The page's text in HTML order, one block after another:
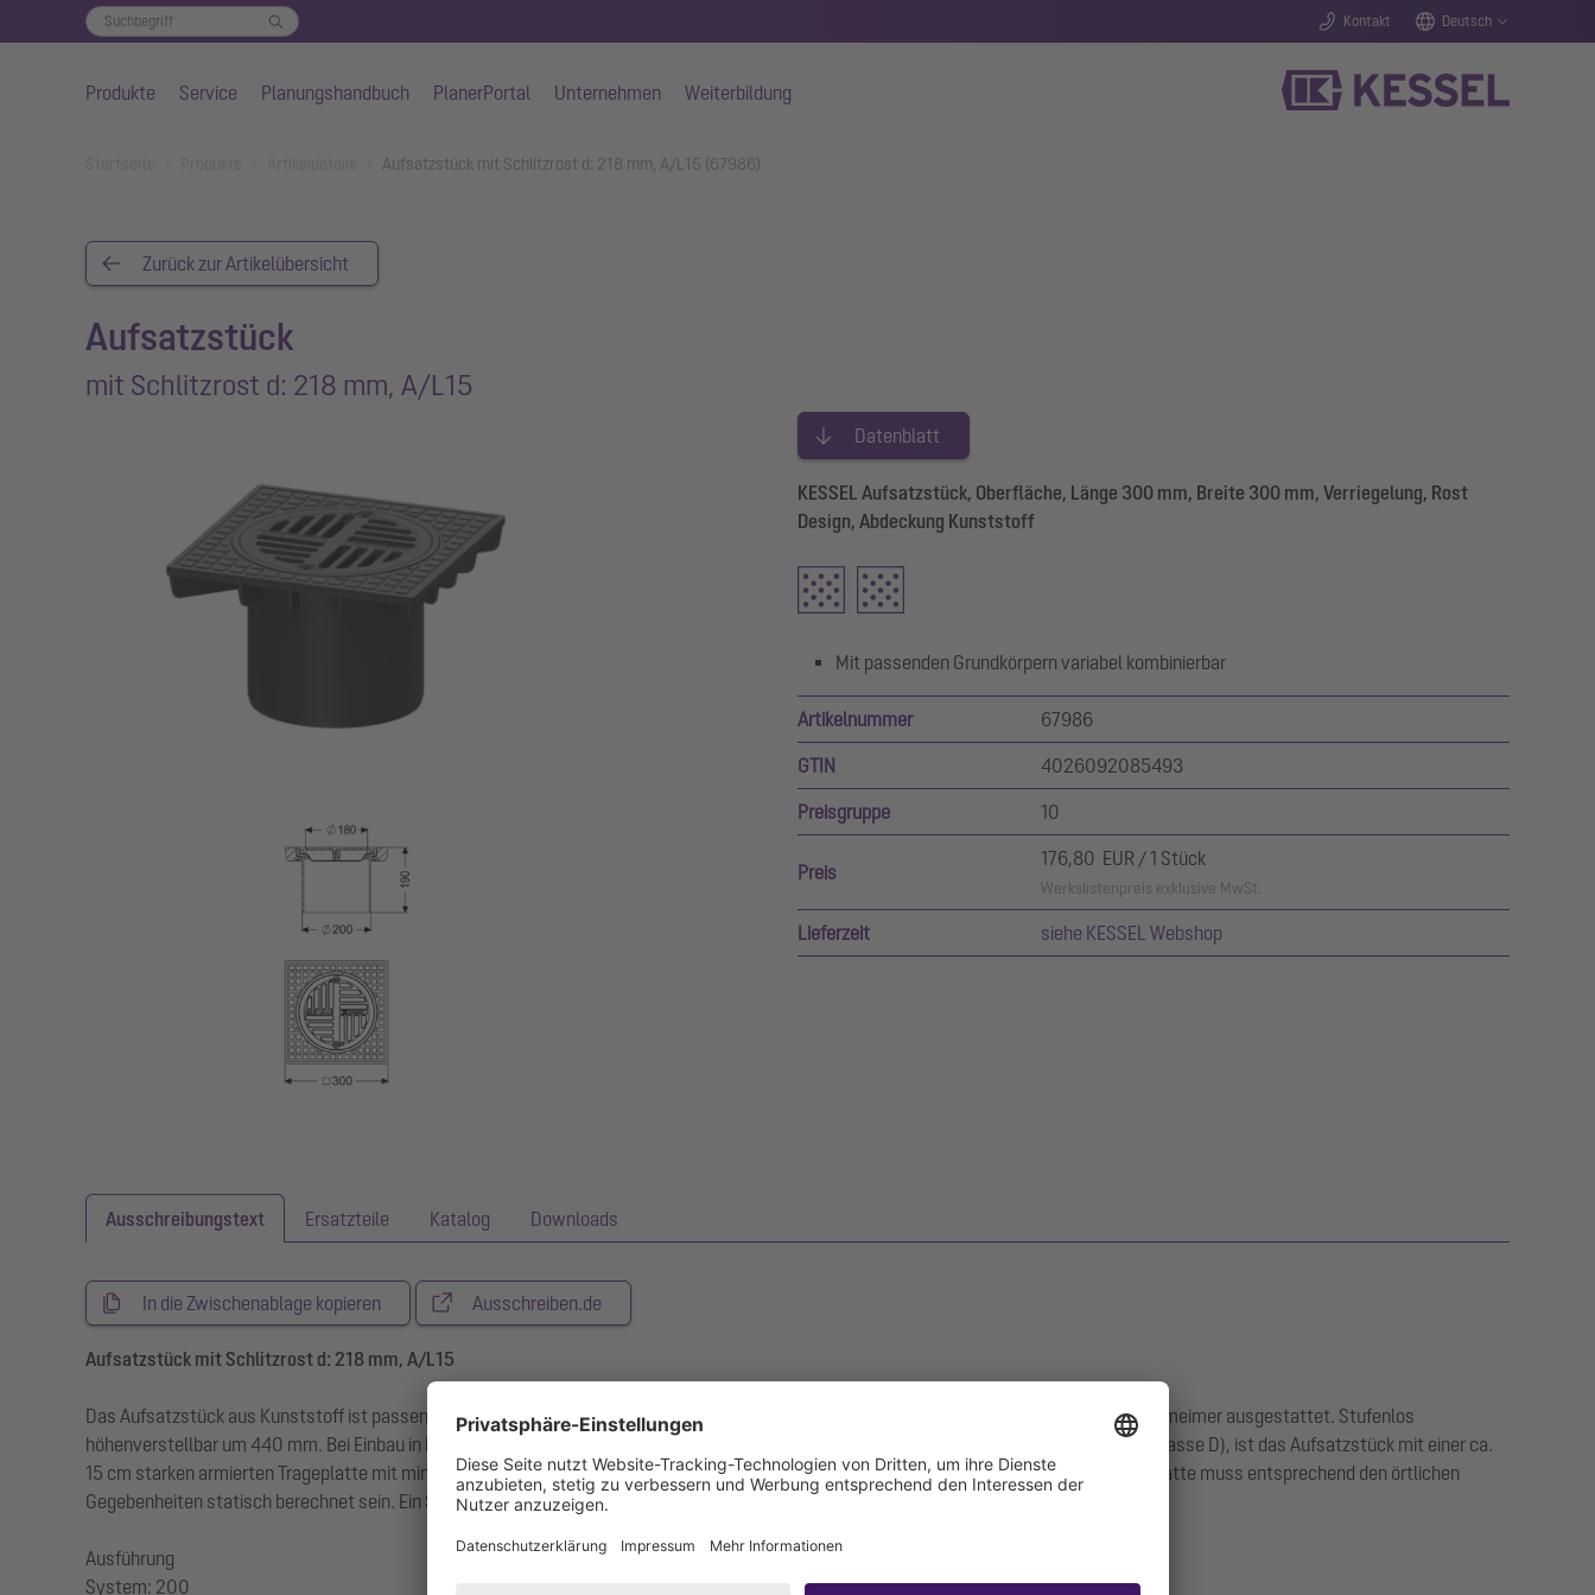
Kontakt Deutsch
Produkte Service Planungshandbuch PlanerPortal Unternehmen Weiterbildung
Aufsatzstück mit Schlitzrost d: 218 mm, A/L15 (67986)
Zurück zur Artikelübersicht
Aufsatzstück
mit Schlitzrost d: 218 mm, A/L15
Datenblatt
KESSEL Aufsatzstück, Oberfläche, Länge 300 mm, Breite 300 mm, Verriegelung, Rost
Design, Abdeckung Kunststoff
Mit passenden Grundkörpern variabel kombinierbar
Artikelnummer 67986
GTIN 4026092085493
Preisgruppe 10
Preis
176,80 EUR / 1 Stück
Werkslistenpreis exklusive MwSt.
Lieferzeit siehe KESSEL Webshop
Ausschreibungstext Ersatzteile Katalog Downloads
In die Zwischenablage kopieren Ausschreiben.de
Aufsatzstück mit Schlitzrost d: 218 mm, A/L15
Das Aufsatzstück aus Kunststoff ist passend für Schachtsysteme LW 400 und ist mit einem Klemmring sowie einer Einhängung für Schlammeimer ausgestattet. Stufenlos
höhenverstellbar um 440 mm. Bei Einbau in Fahrstraßen, Parkflächen und vergleichbar befestigten Verkehrsflächen für LKW-Fahrverkehr (Klasse D), ist das Aufsatzstück mit einer ca.
15 cm starken armierten Trageplatte mit mind. 0,80 x 0,80 m aus Beton B35 bauseitig zu unterfüttern. Die konkrete Ausführung der Betonplatte muss entsprechend den örtlichen
Gegebenheiten statisch berechnet sein. Ein Standard Schal- und Bewehrungsplan kann zur Verfügung gestellt werden.
Ausführung
System: 200